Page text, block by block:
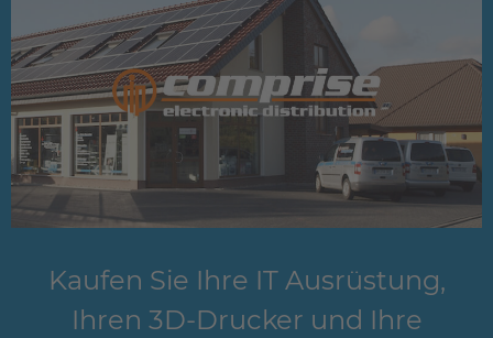
Kaufen Sie Ihre IT Ausrüstung,
Ihren 3D-Drucker und Ihre